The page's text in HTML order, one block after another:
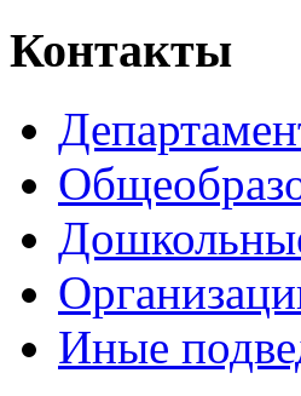
Контакты
Иные